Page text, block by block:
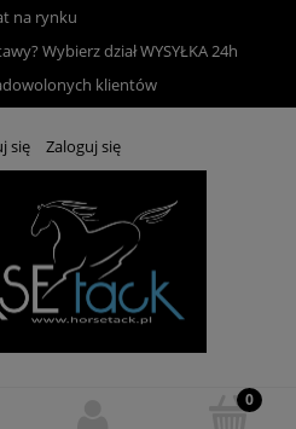
na rynku
Wybierz działWYSYŁKA 24h
zadowolonych klientów
się Zaloguj się